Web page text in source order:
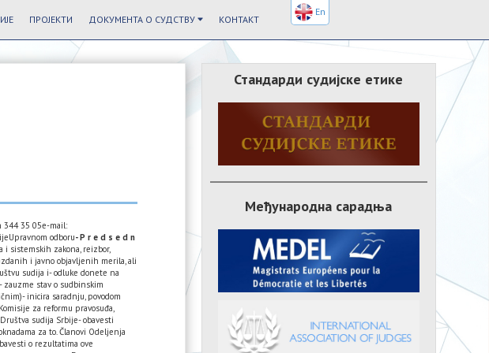
ПРОЈЕКТИ ДОКУМЕНТА О СУДСТВУ КОНТАКТ
344 35 05e-mail:
odboru- P r e d s e d n
i sistemskih zakona, reizbor,
i javno objavljenih merila, ali
sudija i- odluke donete na
zauzme stav o sudbinskim
inicira saradnju, povodom
za reformu pravosuđa,
sudija Srbije- obavesti
za to. Članovi Odeljenja
o rezultatima ove
Стандарди судијске етике
Међународна сарадња
En